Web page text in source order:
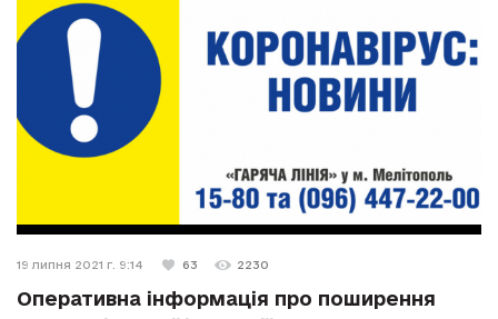
19 липня 2021 г. 9:14 63 2230
Оперативна інформація про поширення